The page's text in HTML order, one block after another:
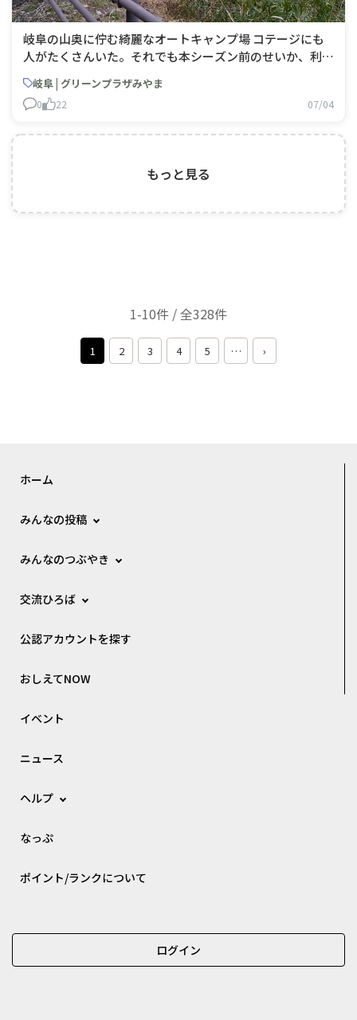
岐阜の山奥に佇む綺麗なオートキャンプ場 コテージにも
人がたくさんいた。それでも本シーズン前のせいか、利用
た。ただ近所に製材所があるので平日朝8時以降（？）は
中々響く音が聞こえる(笑)ゴミも有料袋を140円で購入す
岐阜 | グリーンプラザみやま
0 22 07/04
もっと見る
1-10件 / 全328件
1 2 3 4 5 … ›
ホーム
みんなの投稿
みんなのつぶやき
交流ひろば
公認アカウントを探す
おしえてNOW
イベント
ニュース
ヘルプ
なっぷ
ポイント/ランクについて
ログイン